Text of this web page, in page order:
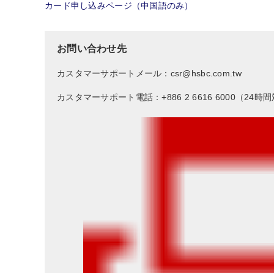
カード申し込みページ（中国語のみ）
お問い合わせ先
カスタマーサポートメール：csr@hsbc.com.tw
カスタマーサポート電話：+886 2 6616 6000（24時間